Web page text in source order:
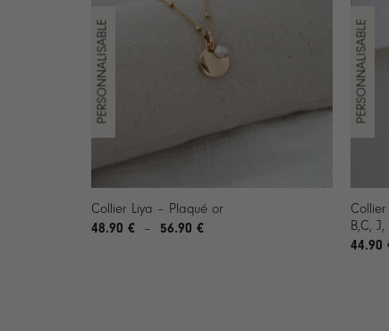
Collier Liya – Plaqué or
48.90 € – 56.90 €Plage
B,C,
44.90